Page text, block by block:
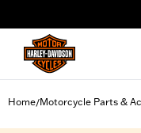
Home/Motorcycle Parts &